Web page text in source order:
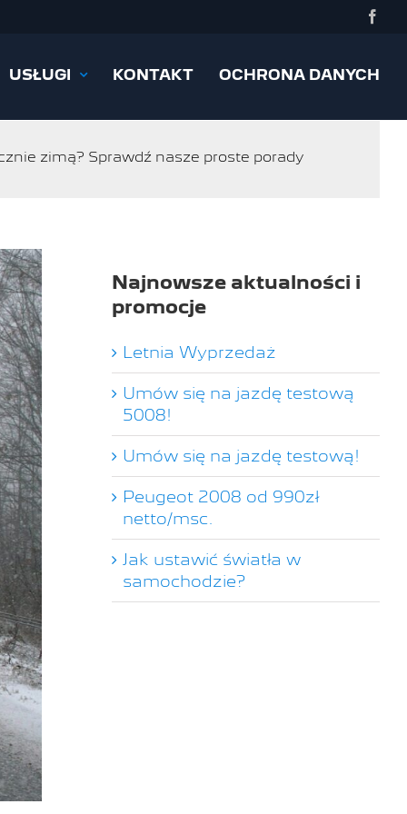
USŁUGI KONTAKT OCHRONA DANYCH
zimą? Sprawdź nasze proste porady
Najnowsze aktualności i
promocje
Letnia Wyprzedaż
Umów się na jazdę testową
5008!
Umów się na jazdę testową!
Peugeot 2008 od 990zł
netto/msc.
Jak ustawić światła w
samochodzie?